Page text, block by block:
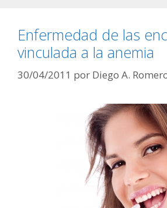
Enfermedad de las
vinculada a la anemia
30/04/2011 por Diego A.